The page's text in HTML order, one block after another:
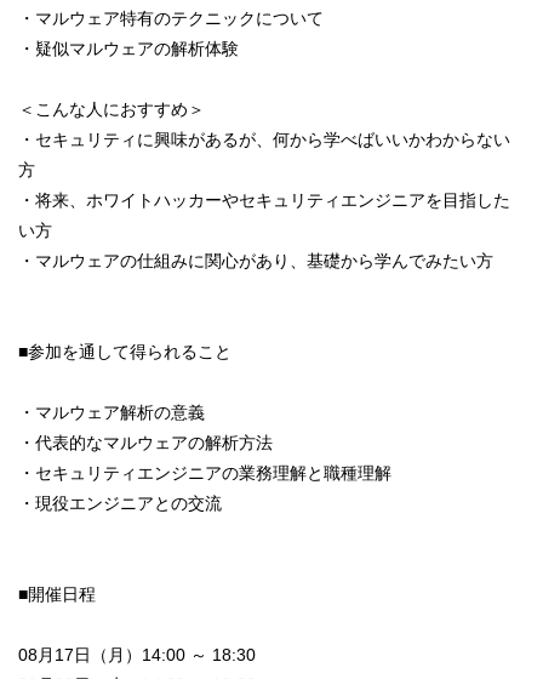
・マルウェア特有のテクニックについて
・疑似マルウェアの解析体験
＜こんな人におすすめ＞
・セキュリティに興味があるが、何から学べばいいかわからない
方
・将来、ホワイトハッカーやセキュリティエンジニアを目指した
い方
・マルウェアの仕組みに関心があり、基礎から学んでみたい方
■参加を通して得られること
・マルウェア解析の意義
・代表的なマルウェアの解析方法
・セキュリティエンジニアの業務理解と職種理解
・現役エンジニアとの交流
■開催日程
08月17日（月）14:00 ～ 18:30